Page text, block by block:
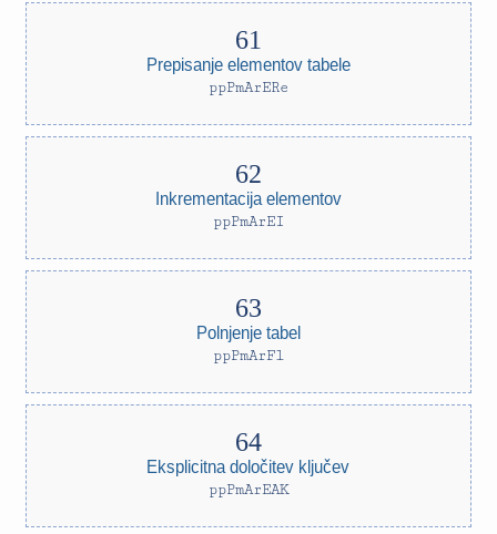
Prepisanje elementov tabele
ppPmArERe
Inkrementacija elementov
ppPmArEI
Polnjenje tabel
ppPmArFl
Eksplicitna določitev ključev
ppPmArEAK